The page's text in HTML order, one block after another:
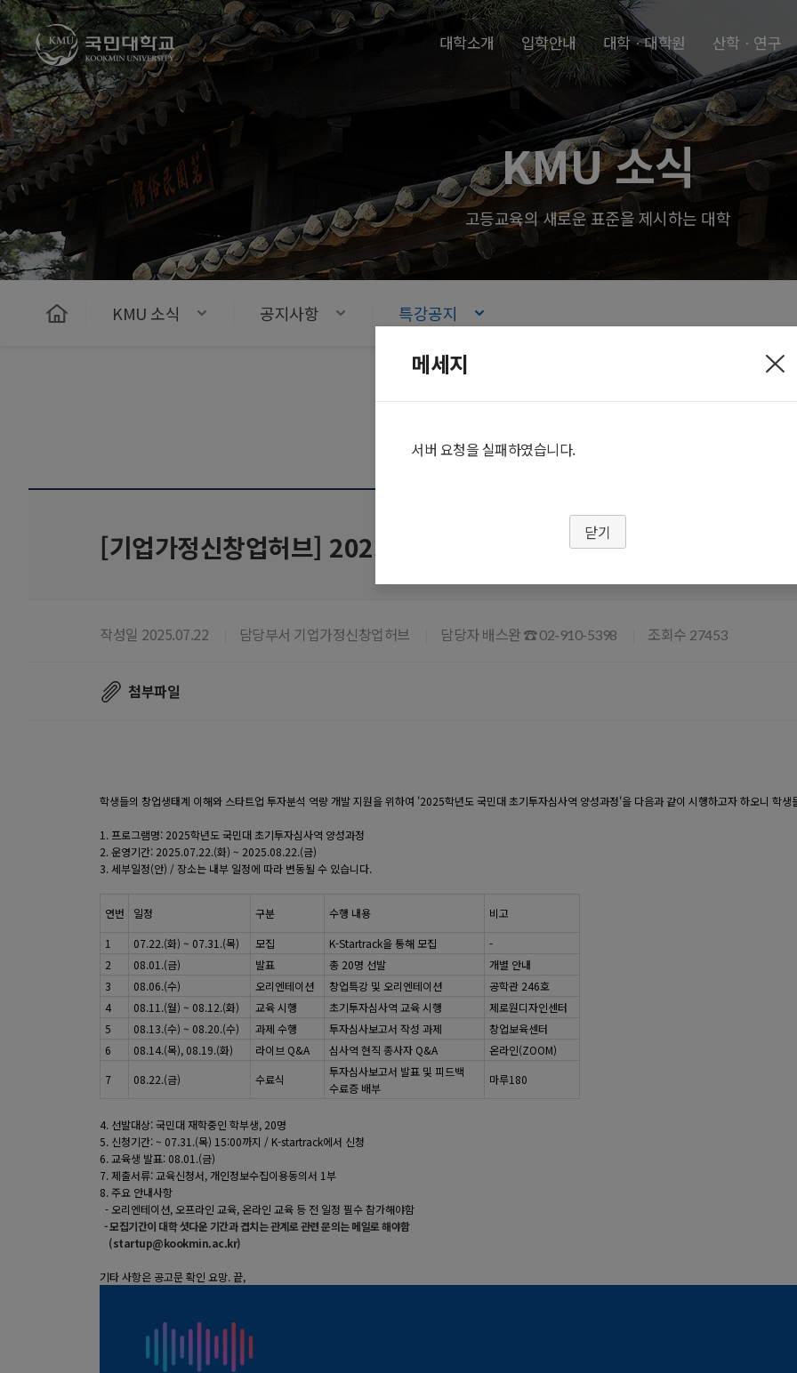
주메뉴 바로가기
본문내용 바로가기
푸터 바로가기
국민대학교
대학소개 입학안내 대학ㆍ대학원 산학ㆍ연구
KMU 소식
고등교육의 새로운 표준을 제시하는 대학
KMU 소식 공지사항 특강공지
특강공지
[기업가정신창업허브] 2025학년도 국민대 초기투자심사역 양성과
작성일 2025.07.22 담당부서 기업가정신창업허브 담당자 배스완 ☎ 02-910-5398 조회수 27453
첨부파일
학생들의 창업생태계 이해와 스타트업 투자분석 역량 개발 지원을 위하여 '2025학년도 국민대 초기투자심사역 양성과정'을 다음과 같이 시행하고자 하오니 학생
1. 프로그램명: 2025학년도 국민대 초기투자심사역 양성과정
2. 운영기간: 2025.07.22.(화) ~ 2025.08.22.(금)
3. 세부일정(안) / 장소는 내부 일정에 따라 변동될 수 있습니다.
연번 일정 구분 수행 내용
비고
1
07.22.(화) ~ 07.31.(목) 모집 K-Startrack을 통해 모집
-
2
08.01.(금) 발표 총 20명 선발
개별 안내
3
08.06.(수) 오리엔테이션 창업특강 및 오리엔테이션
공학관 246호
4
08.11.(월) ~ 08.12.(화) 교육 시행 초기투자심사역 교육 시행
제로원디자인센터
5
08.13.(수) ~ 08.20.(수) 과제 수행 투자심사보고서 작성 과제
창업보육센터
6
08.14.(목), 08.19.(화) 라이브 Q&A 심사역 현직 종사자 Q&A
온라인(ZOOM)
7
08.22.(금) 수료식
투자심사보고서 발표 및 피드백
수료증 배부
마루180
4. 선발대상: 국민대 재학중인 학부생, 20명
5. 신청기간: ~ 07.31.(목) 15:00까지 / K-startrack에서 신청
6. 교육생 발표: 08.01.(금)
7. 제출서류: 교육신청서, 개인정보수집이용동의서 1부
8. 주요 안내사항
- 오리엔테이션, 오프라인 교육, 온라인 교육 등 전 일정 필수 참가해야함
- 모집기간이 대학 셧다운 기간과 겹치는 관계로 관련 문의는 메일로 해야함
(startup@kookmin.ac.kr)
기타 사항은 공고문 확인 요망. 끝,
메세지
서버 요청을 실패하였습니다.
닫기